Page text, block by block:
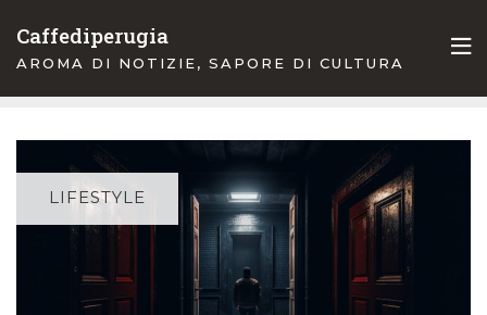
content
Caffediperugia
AROMA DI NOTIZIE, SAPORE DI CULTURA
LIFESTYLE